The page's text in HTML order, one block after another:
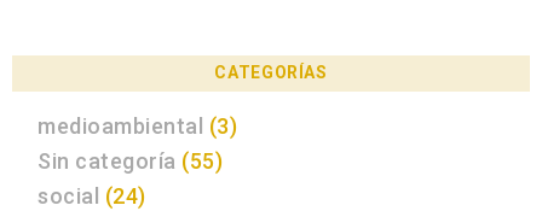
CATEGORÍAS
medioambiental (3)
Sin categoría (55)
social (24)